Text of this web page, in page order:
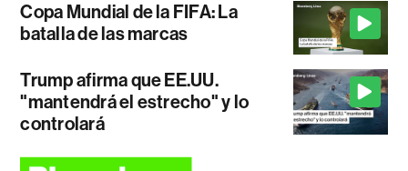
Copa Mundial de la FIFA: La
batalla de las marcas
Trump afirma que EE.UU.
"mantendrá el estrecho" y lo
controlará